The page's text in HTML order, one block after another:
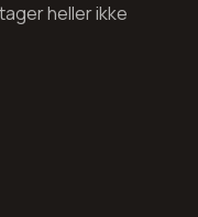
heller ikke